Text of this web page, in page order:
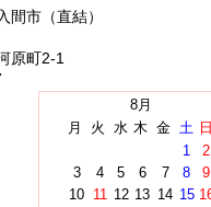
間市（直結）
原町2-1
8月
月
火 水 木 金 土
1
2
3
4 5 6 7 8
9
10 11 12 13 14 15